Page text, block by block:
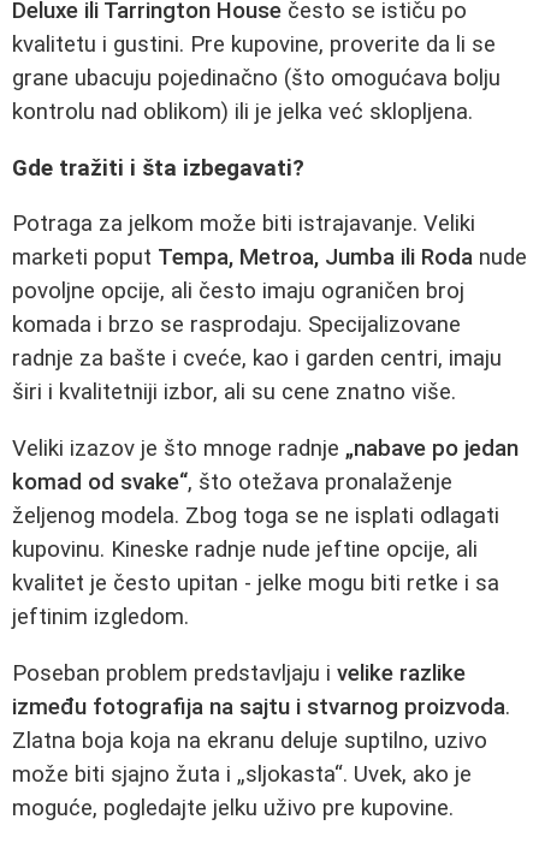
Deluxe ili Tarrington House često se ističu po
kvalitetu i gustini. Pre kupovine, proverite da li se
grane ubacuju pojedinačno (što omogućava bolju
kontrolu nad oblikom) ili je jelka već sklopljena.
Gde tražiti i šta izbegavati?
Potraga za jelkom može biti istrajavanje. Veliki
marketi poput Tempa, Metroa, Jumba ili Roda nude
povoljne opcije, ali često imaju ograničen broj
komada i brzo se rasprodaju. Specijalizovane
radnje za bašte i cveće, kao i garden centri, imaju
širi i kvalitetniji izbor, ali su cene znatno više.
Veliki izazov je što mnoge radnje „nabave po jedan
komad od svake“, što otežava pronalaženje
željenog modela. Zbog toga se ne isplati odlagati
kupovinu. Kineske radnje nude jeftine opcije, ali
kvalitet je često upitan - jelke mogu biti retke i sa
jeftinim izgledom.
Poseban problem predstavljaju i velike razlike
između fotografija na sajtu i stvarnog proizvoda.
Zlatna boja koja na ekranu deluje suptilno, uzivo
može biti sjajno žuta i „sljokasta“. Uvek, ako je
moguće, pogledajte jelku uživo pre kupovine.